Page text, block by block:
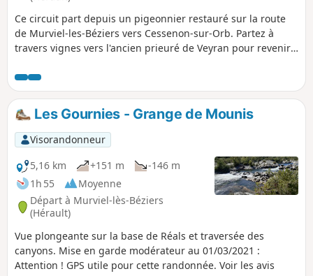
Ce circuit part depuis un pigeonnier restauré sur la route
de Murviel-les-Béziers vers Cessenon-sur-Orb. Partez à
travers vignes vers l'ancien prieuré de Veyran pour revenir
Les Gournies - Grange de Mounis
Visorandonneur
5,16 km
+151 m
-146 m
1h 55
Moyenne
Départ à Murviel-lès-Béziers
(Hérault)
Vue plongeante sur la base de Réals et traversée des
canyons. Mise en garde modérateur au 01/03/2021 :
Attention ! GPS utile pour cette randonnée. Voir les avis